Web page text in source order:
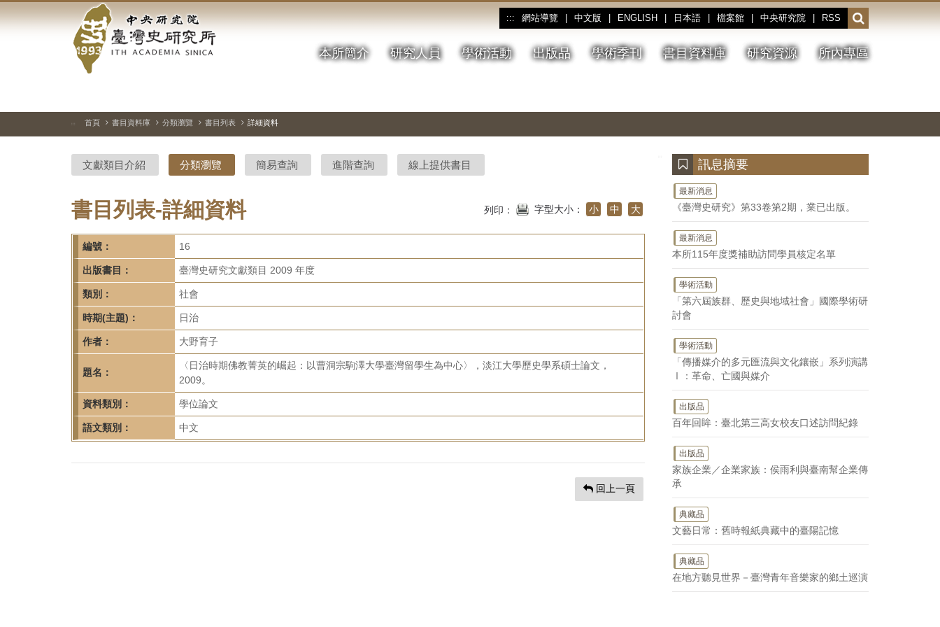
到
中
央
研
院-
臺
灣
史
研
究
所-
首
頁
::: 網站導覽 中文版 ENGLISH 日本語 檔案館 中央研究院 RSS
開
啟
或
收
本所簡介 研究人員 學術活動 出版品 學術季刊 書目資料庫 研究資源 所內專區
停、
圖
圖
結
::: 首頁 書目資料庫 分類瀏覽 書目列表 詳細資料
文獻類目介紹 分類瀏覽 簡易查詢 進階查詢 線上提供書目
書目列表-詳細資料 列印： 字型大小： 小 中 大
編號： 16
出版書目： 臺灣史研究文獻類目 2009 年度
類別： 社會
時期(主題)： 日治
作者： 大野育子
題名：
〈日治時期佛教菁英的崛起：以曹洞宗駒澤大學臺灣留學生為中心〉，淡江大學歷史學系碩士論文，
2009。
資料類別： 學位論文
語文類別： 中文
回上一頁
訊息摘要
最新消息
《臺灣史研究》第33卷第2期，業已出版。
最新消息
本所115年度獎補助訪問學員核定名單
學術活動
「第六屆族群、歷史與地域社會」國際學術研
討會
學術活動
「傳播媒介的多元匯流與文化鑲嵌」系列演講
Ⅰ：革命、亡國與媒介
出版品
百年回眸：臺北第三高女校友口述訪問紀錄
出版品
家族企業／企業家族：侯雨利與臺南幫企業傳
承
典藏品
文藝日常：舊時報紙典藏中的臺陽記憶
典藏品
在地方聽見世界－臺灣青年音樂家的鄉土巡演